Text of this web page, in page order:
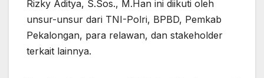
Rizky Aditya, S.Sos., M.Han ini diikuti oleh
unsur-unsur dari TNI-Polri, BPBD, Pemkab
Pekalongan, para relawan, dan stakeholder
terkait lainnya.